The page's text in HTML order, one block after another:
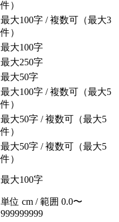
件）
最大100字 / 複数可（最大3
件）
最大100字
最大250字
最大50字
最大100字 / 複数可（最大5
件）
最大50字 / 複数可（最大5
件）
最大50字 / 複数可（最大5
件）
最大100字
単位 cm / 範囲 0.0〜
999999999